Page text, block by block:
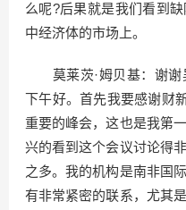
么呢?后果就是我们看到
中经济体的市场上。
莫莱茨·姆贝基：谢谢
下午好。首先我要感谢财
重要的峰会，这也是我第
兴的看到这个会议讨论得
之多。我的机构是南非国
有非常紧密的联系，尤其